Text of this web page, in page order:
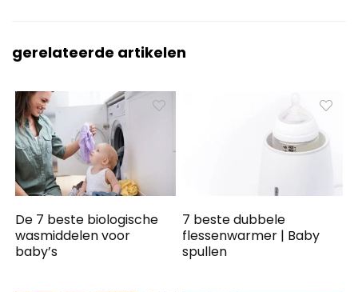
gerelateerde artikelen
De 7 beste biologische
wasmiddelen voor
baby’s
7 beste dubbele
flessenwarmer | Baby
spullen